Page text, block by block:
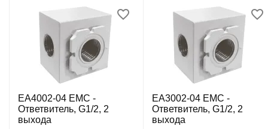
EA4002-04 EMC -
Ответвитель, G1/2, 2
выхода
EA3002-04 EMC -
Ответвитель, G1/2, 2
выхода